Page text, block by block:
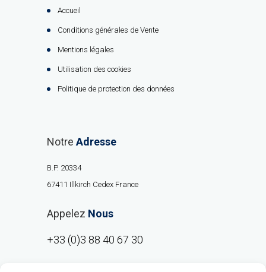
Accueil
Conditions générales de Vente
Mentions légales
Utilisation des cookies
Politique de protection des données
Notre Adresse
B.P. 20334
67411 Illkirch Cedex France
Appelez Nous
+33 (0)3 88 40 67 30